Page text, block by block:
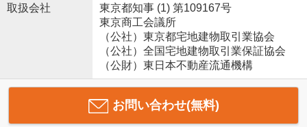
取扱会社
東京都知事 (1) 第109167号
東京商工会議所
（公社）東京都宅地建物取引業協会
（公社）全国宅地建物取引業保証協会
（公財）東日本不動産流通機構
お問い合わせ(無料)